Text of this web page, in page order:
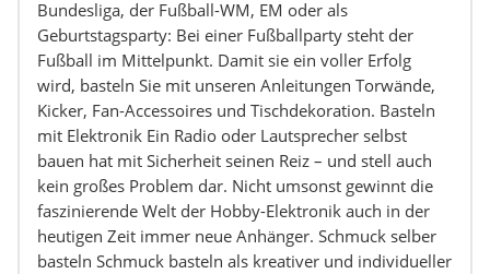
Bundesliga, der Fußball-WM, EM oder als
Geburtstagsparty: Bei einer Fußballparty steht der
Fußball im Mittelpunkt. Damit sie ein voller Erfolg
wird, basteln Sie mit unseren Anleitungen Torwände,
Kicker, Fan-Accessoires und Tischdekoration. Basteln
mit Elektronik Ein Radio oder Lautsprecher selbst
bauen hat mit Sicherheit seinen Reiz – und stell auch
kein großes Problem dar. Nicht umsonst gewinnt die
faszinierende Welt der Hobby-Elektronik auch in der
heutigen Zeit immer neue Anhänger. Schmuck selber
basteln Schmuck basteln als kreativer und individueller